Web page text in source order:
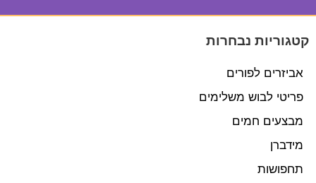
קטגוריות נבחרות
אביזרים לפורים
פריטי לבוש משלימים
מבצעים חמים
מידברן
תחפושות